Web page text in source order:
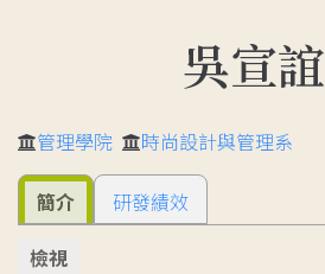
吳宣誼
管理學院 時尚設計與管理系
簡介
研發績效
檢視